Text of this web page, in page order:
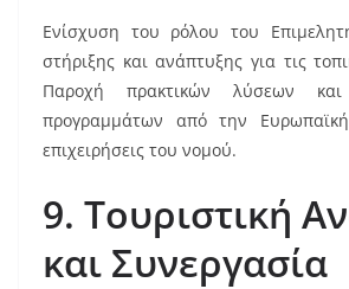
Ενίσχυση του ρόλου του
στήριξης και ανάπτυξης για τις
Παροχή πρακτικών λύσεων και
προγραμμάτων από την
επιχειρήσεις του νομού.
9. Τουριστική
και Συνεργασία